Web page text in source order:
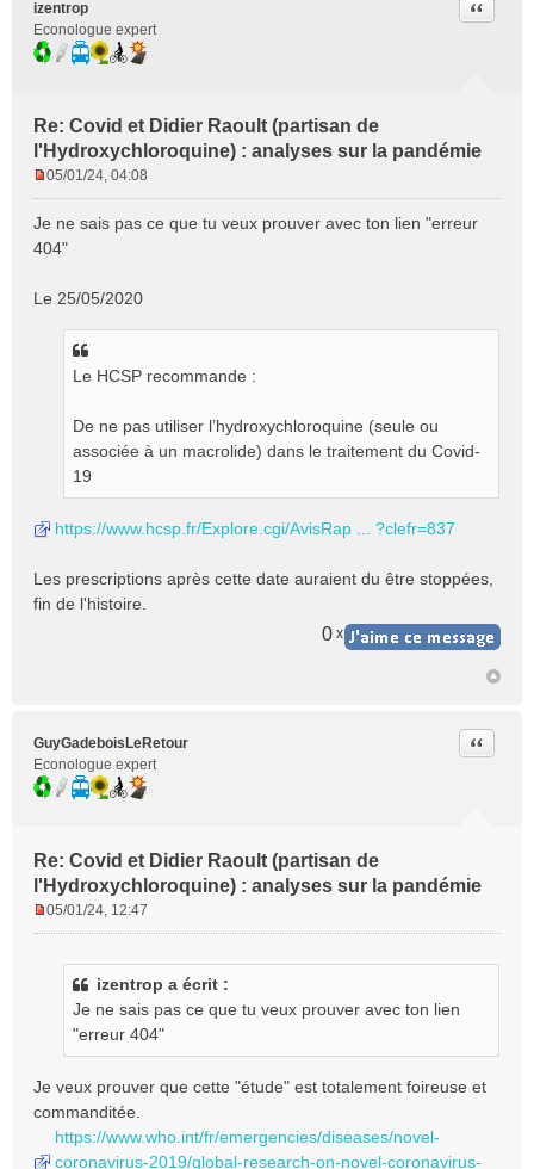
izentrop
Econologue expert
Re: Covid et Didier Raoult (partisan de
l'Hydroxychloroquine) : analyses sur la pandémie
Citer
s
s
g
05/01/24, 04:08
Je ne sais pas ce que tu veux prouver avec ton lien "erreur
404"
Le 25/05/2020
Le HCSP recommande :
De ne pas utiliser l’hydroxychloroquine (seule ou
associée à un macrolide) dans le traitement du Covid-
19
https://www.hcsp.fr/Explore.cgi/AvisRap ... ?clefr=837
Les prescriptions après cette date auraient du être stoppées,
fin de l'histoire.
0 x
GuyGadeboisLeRetour
Econologue expert
Re: Covid et Didier Raoult (partisan de
l'Hydroxychloroquine) : analyses sur la pandémie
Citer
o
n
u
05/01/24, 12:47
izentrop a écrit :
Je ne sais pas ce que tu veux prouver avec ton lien
"erreur 404"
Je veux prouver que cette "étude" est totalement foireuse et
commanditée.
https://www.who.int/fr/emergencies/diseases/novel-
coronavirus-2019/global-research-on-novel-coronavirus-